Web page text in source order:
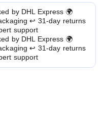
by DHL Express 🌍
↩️ 31-day returns
support
by DHL Express 🌍
↩️ 31-day returns
support